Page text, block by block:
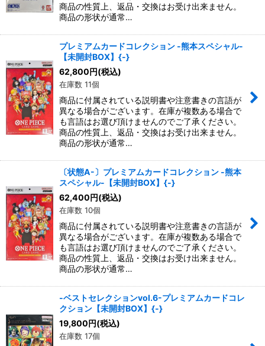
商品の性質上、返品・交換はお受け出来ません。
商品の形状が通常…
プレミアムカードコレクション -熊本スペシャル-
【未開封BOX】{-}
62,800円(税込)
在庫数 11個
商品に付属されている説明書や注意書きの言語が
異なる場合がございます。在庫が複数ある場合で
も言語はお選び頂けませんのでご了承ください。
商品の性質上、返品・交換はお受け出来ません。
商品の形状が通常…
〔状態A-〕プレミアムカードコレクション -熊本
スペシャル-【未開封BOX】{-}
62,400円(税込)
在庫数 10個
商品に付属されている説明書や注意書きの言語が
異なる場合がございます。在庫が複数ある場合で
も言語はお選び頂けませんのでご了承ください。
商品の性質上、返品・交換はお受け出来ません。
商品の形状が通常…
-ベストセレクションvol.6-プレミアムカードコレ
クション【未開封BOX】{-}
19,800円(税込)
在庫数 17個